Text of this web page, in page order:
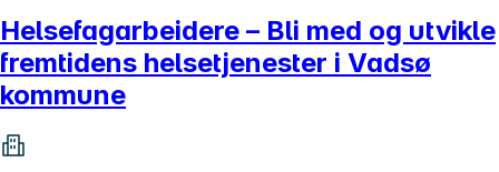
Helsefagarbeidere – Bli med og utvikle
fremtidens helsetjenester i Vadsø
kommune